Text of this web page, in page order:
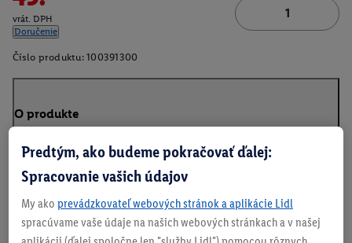
vrát. DPH
Doručenie
Číslo produktu: 100391300
O produkte
Predtým, ako budeme pokračovať ďalej:
Spracovanie vašich údajov
My ako prevádzkovateľ webových stránok a aplikácie Lidl
spracúvame vaše údaje na našich webových stránkach a v našej